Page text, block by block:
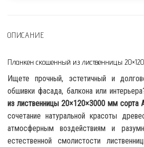
ОПИСАНИЕ
Планкен скошенный из лиственницы
Ищете прочный, эстетичный и
обшивки фасада, балкона или
из лиственницы 20×120×3000 мм сорта
сочетание натуральной красоты
атмосферным воздействиям и
естественной смолистости